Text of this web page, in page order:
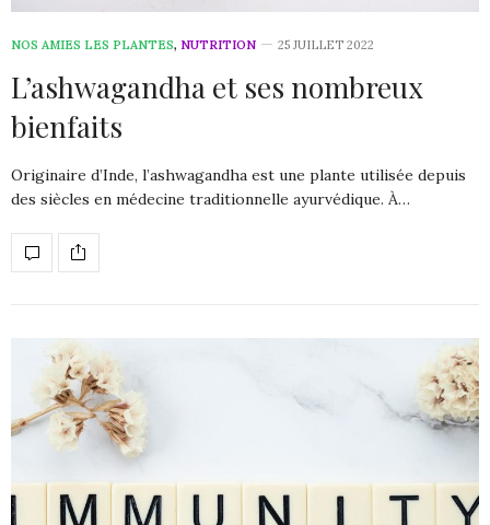
NOS AMIES LES PLANTES, NUTRITION 25 JUILLET 2022
L’ashwagandha et ses nombreux
bienfaits
Originaire d’Inde, l’ashwagandha est une plante utilisée depuis
des siècles en médecine traditionnelle ayurvédique. À…